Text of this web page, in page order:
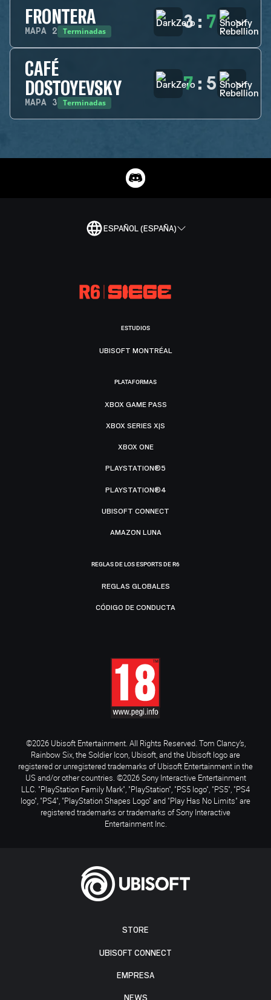
FRONTERA
MAPA 2 Terminadas 3: 7
CAFÉ
DOSTOYEVSKY
MAPA 3 Terminadas
7: 5
ESPAÑOL (ESPAÑA)
STORE
UBISOFT CONNECT
EMPRESA
NEWS
ESTUDIOS
UBISOFT MONTRÉAL
PLATAFORMAS
XBOX GAME PASS
XBOX SERIES X|S
XBOX ONE
PLAYSTATION®5
PLAYSTATION®4
UBISOFT CONNECT
AMAZON LUNA
REGLAS DE LOS ESPORTS DE R6
REGLAS GLOBALES
CÓDIGO DE CONDUCTA
©2026 Ubisoft Entertainment. All Rights Reserved. Tom Clancy’s,
Rainbow Six, the Soldier Icon, Ubisoft, and the Ubisoft logo are
registered or unregistered trademarks of Ubisoft Entertainment in the
US and/or other countries. ©2026 Sony Interactive Entertainment
LLC. "PlayStation Family Mark", "PlayStation", "PS5 logo", "PS5", "PS4
logo", "PS4", "PlayStation Shapes Logo" and "Play Has No Limits" are
registered trademarks or trademarks of Sony Interactive
Entertainment Inc.